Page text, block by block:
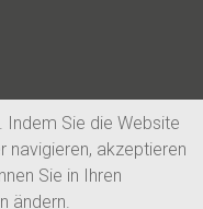
Sie die Website
navigieren, akzeptieren
Sie in Ihren
ändern.